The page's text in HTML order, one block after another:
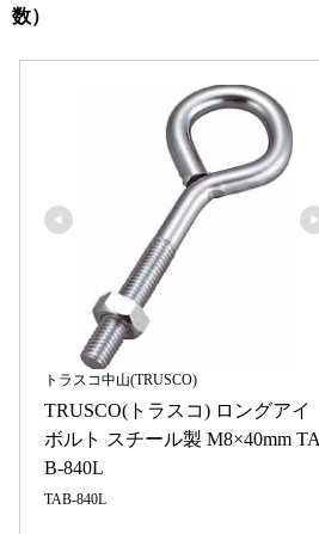
数）
トラスコ中山(TRUSCO)
TRUSCO(トラスコ) ロングアイ
ボルト スチール製 M8×40mm TA
B-840L
TAB-840L